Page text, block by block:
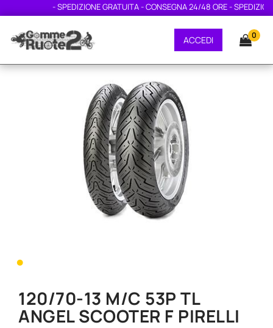
- SPEDIZIONE GRATUITA - CONSEGNA 24/48 ORE -
ACCEDI 0
•
120/70-13 M/C 53P TL
ANGEL SCOOTER F PIRELLI